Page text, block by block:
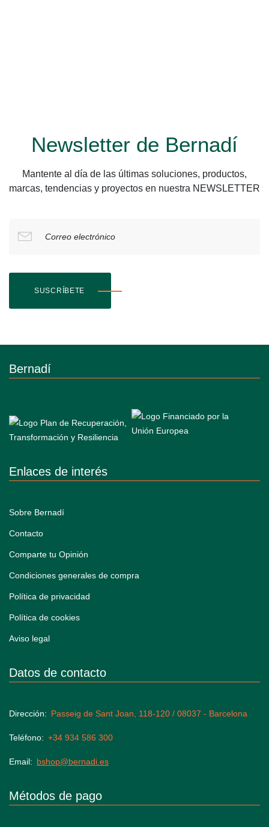
Newsletter de Bernadí
Mantente al día de las últimas soluciones, productos,
marcas, tendencias y proyectos en nuestra NEWSLETTER
Correo electrónico
SUSCRÍBETE
Bernadí
Enlaces de interés
Sobre Bernadí
Contacto
Comparte tu Opinión
Condiciones generales de compra
Política de privacidad
Política de cookies
Aviso legal
Datos de contacto
Dirección Passeig de Sant Joan, 118-120 / 08037 - Barcelona
Teléfono +34 934 586 300
Email bshop@bernadi.es
Métodos de pago